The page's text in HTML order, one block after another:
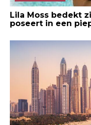
Lila Moss bedekt
poseert in een